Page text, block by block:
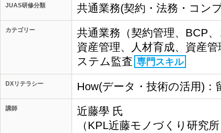
JUAS研修分類 共通業務(契約・法務・コン
カテゴリー
共通業務（契約管理、BCP
資産管理、人材育成、資産
ステム監査 専門スキル
DXリテラシー How(データ・技術の活用)：
講師
近藤學 氏
（KPL近藤モノづくり研究